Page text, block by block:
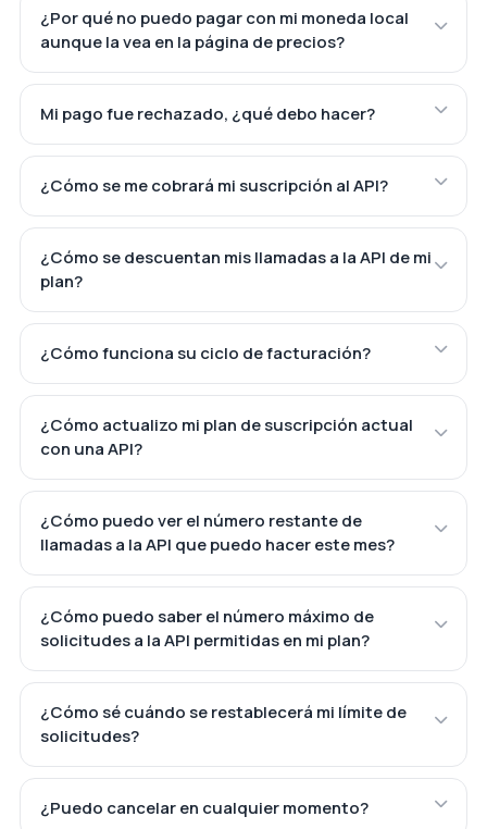
¿Por qué no puedo pagar con mi moneda local
aunque la vea en la página de precios?
Mi pago fue rechazado, ¿qué debo hacer?
¿Cómo se me cobrará mi suscripción al API?
¿Cómo se descuentan mis llamadas a la API de mi
plan?
¿Cómo funciona su ciclo de facturación?
¿Cómo actualizo mi plan de suscripción actual
con una API?
¿Cómo puedo ver el número restante de
llamadas a la API que puedo hacer este mes?
¿Cómo puedo saber el número máximo de
solicitudes a la API permitidas en mi plan?
¿Cómo sé cuándo se restablecerá mi límite de
solicitudes?
¿Puedo cancelar en cualquier momento?